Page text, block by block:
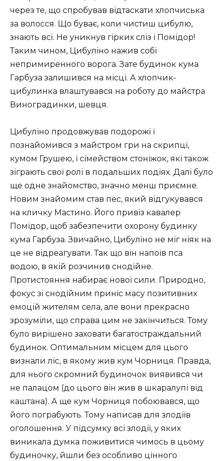
через те, що спробував відтаскати хлопчиська
за волосся. Що буває, коли чистиш цибулю,
знають всі. Не уникнув гірких сліз і Помідор!
Таким чином, Цибуліно нажив собі
непримиренного ворога. Зате будинок кума
Гарбуза залишився на місці. А хлопчик-
цибулинка влаштувався на роботу до майстра
Виноградинки, шевця.
Цибуліно продовжував подорожі і
познайомився з майстром гри на скрипці,
кумом Грушею, і сімейством стоніжок, які також
зіграють свої ролі в подальших подіях. Далі було
ще одне знайомство, значно менш приємне.
Новим знайомим став пес, який відгукувався
на кличку Мастино. Його привіз кавалер
Помідор, щоб забезпечити охорону будинку
кума Гарбуза. Звичайно, Цибуліно не міг ніяк на
це не відреагувати. Так що він напоїв пса
водою, в якій розчинив снодійне.
Протистояння набирає нової сили. Природно,
фокус зі снодійним приніс масу позитивних
емоцій жителям села, але вони прекрасно
зрозуміли, що справа цим не закінчиться. Тому
було вирішено заховати багатостраждальний
будинок. Оптимальним місцем для цього
визнали ліс, в якому жив кум Чорниця. Правда,
для нього скромний будиночок виявився чи
не палацом (до цього він жив в шкаралупі від
каштана). А ще кум Чорниця побоювався, що
його пограбують. Тому написав для злодіїв
оголошення. У підсумку всі злодії, у яких
виникала думка поживитися чимось в цьому
будиночку, йшли без особливо цінного